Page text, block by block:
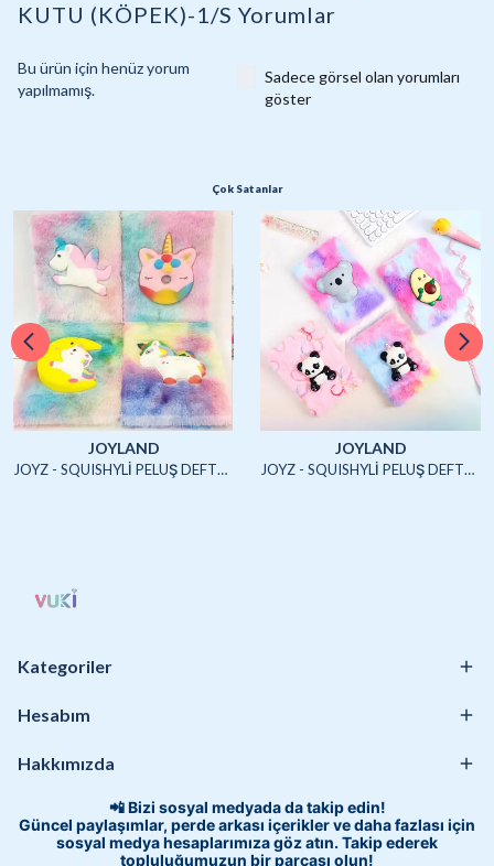
KUTU (KÖPEK)-1/S Yorumlar
Bu ürün için henüz yorum
yapılmamış.
Sadece görsel olan yorumları
göster
Çok Satanlar
JOYLAND
JOYZ - SQUISHYLİ PELUŞ DEFTER A5 (UNICORN2)-4/S
JOYLAND
JOYZ - SQUISHYLİ PELUŞ DEFTER A5 (HAYVANLAR)-4/S
Kategoriler
Hesabım
Hakkımızda
📲 Bizi sosyal medyada da takip edin!
Güncel paylaşımlar, perde arkası içerikler ve daha fazlası için
sosyal medya hesaplarımıza göz atın. Takip ederek
topluluğumuzun bir parçası olun!